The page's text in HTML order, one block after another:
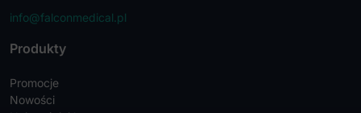
info@falconmedical.pl
Produkty
Promocje
Nowości